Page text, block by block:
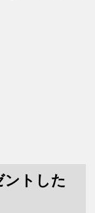
ントした